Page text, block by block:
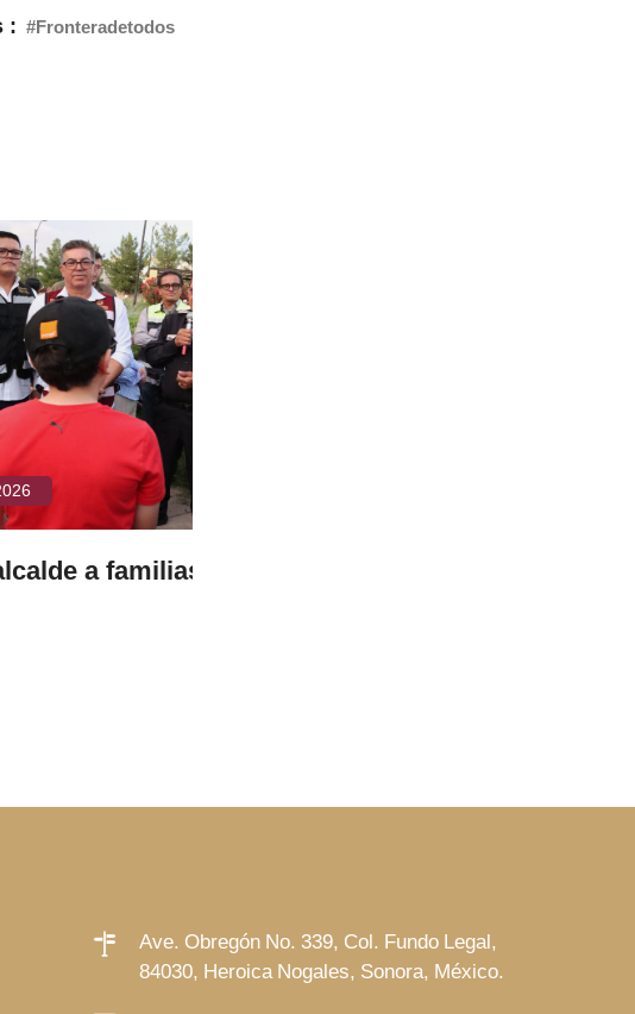
: #Fronteradetodos
Fuente de
Ave. Obregón No. 339, Col. Fundo Legal,
84030, Heroica Nogales, Sonora, México.